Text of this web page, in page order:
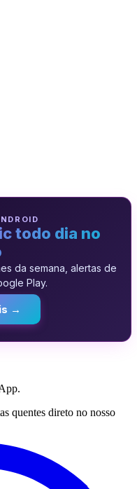
todo dia no
da semana, alertas de
Play.
→
quentes direto no nosso